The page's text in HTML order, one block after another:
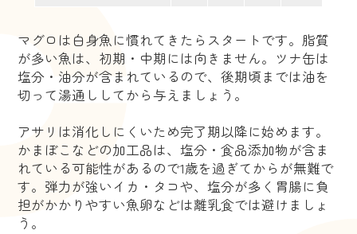
マグロは白身魚に慣れてきたらスタートです。脂質
が多い魚は、初期・中期には向きません。ツナ缶は
塩分・油分が含まれているので、後期頃までは油を
切って湯通ししてから与えましょう。
アサリは消化しにくいため完了期以降に始めます。
かまぼこなどの加工品は、塩分・食品添加物が含ま
れている可能性があるので1歳を過ぎてからが無難で
す。弾力が強いイカ・タコや、塩分が多く胃腸に負
担がかかりやすい魚卵などは離乳食では避けましょ
う。